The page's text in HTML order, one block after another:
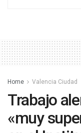
Home Valencia Ciudad
Trabajo
«muy